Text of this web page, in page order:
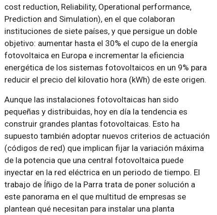
cost reduction, Reliability, Operational performance,
Prediction and Simulation), en el que colaboran
instituciones de siete países, y que persigue un doble
objetivo: aumentar hasta el 30% el cupo de la energía
fotovoltaica en Europa e incrementar la eficiencia
energética de los sistemas fotovoltaicos en un 9% para
reducir el precio del kilovatio hora (kWh) de este origen.
Aunque las instalaciones fotovoltaicas han sido
pequeñas y distribuidas, hoy en día la tendencia es
construir grandes plantas fotovoltaicas. Esto ha
supuesto también adoptar nuevos criterios de actuación
(códigos de red) que implican fijar la variación máxima
de la potencia que una central fotovoltaica puede
inyectar en la red eléctrica en un periodo de tiempo. El
trabajo de Íñigo de la Parra trata de poner solución a
este panorama en el que multitud de empresas se
plantean qué necesitan para instalar una planta